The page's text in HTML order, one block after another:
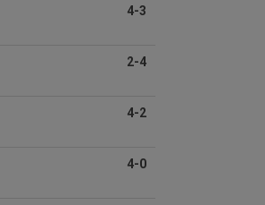
4-3
2-4
4-2
4-0